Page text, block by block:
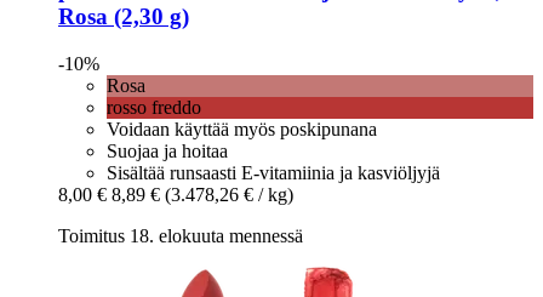
Rosa (2,30 g)
-10%
Rosa
rosso freddo
Voidaan käyttää myös poskipunana
Suojaa ja hoitaa
Sisältää runsaasti E-vitamiinia ja kasviöljyjä
8,00 € 8,89 € (3.478,26 € / kg)
Toimitus 18. elokuuta mennessä